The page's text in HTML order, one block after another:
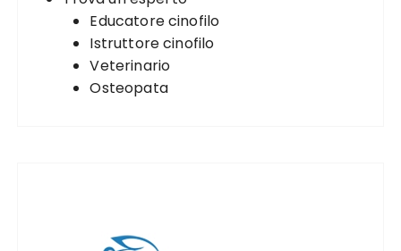
Educatore cinofilo
Istruttore cinofilo
Veterinario
Osteopata